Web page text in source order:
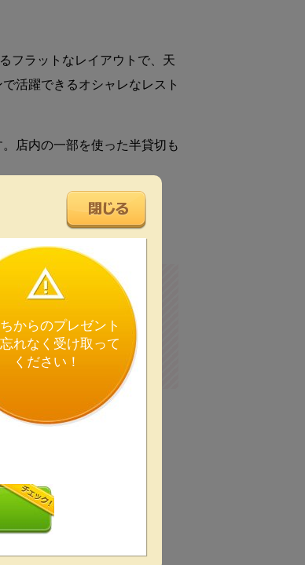
フラットなレイアウトで、天
活躍できるオシャレなレスト
店内の一部を使った半貸切も
からのプレゼント
れなく受け取って
ください！